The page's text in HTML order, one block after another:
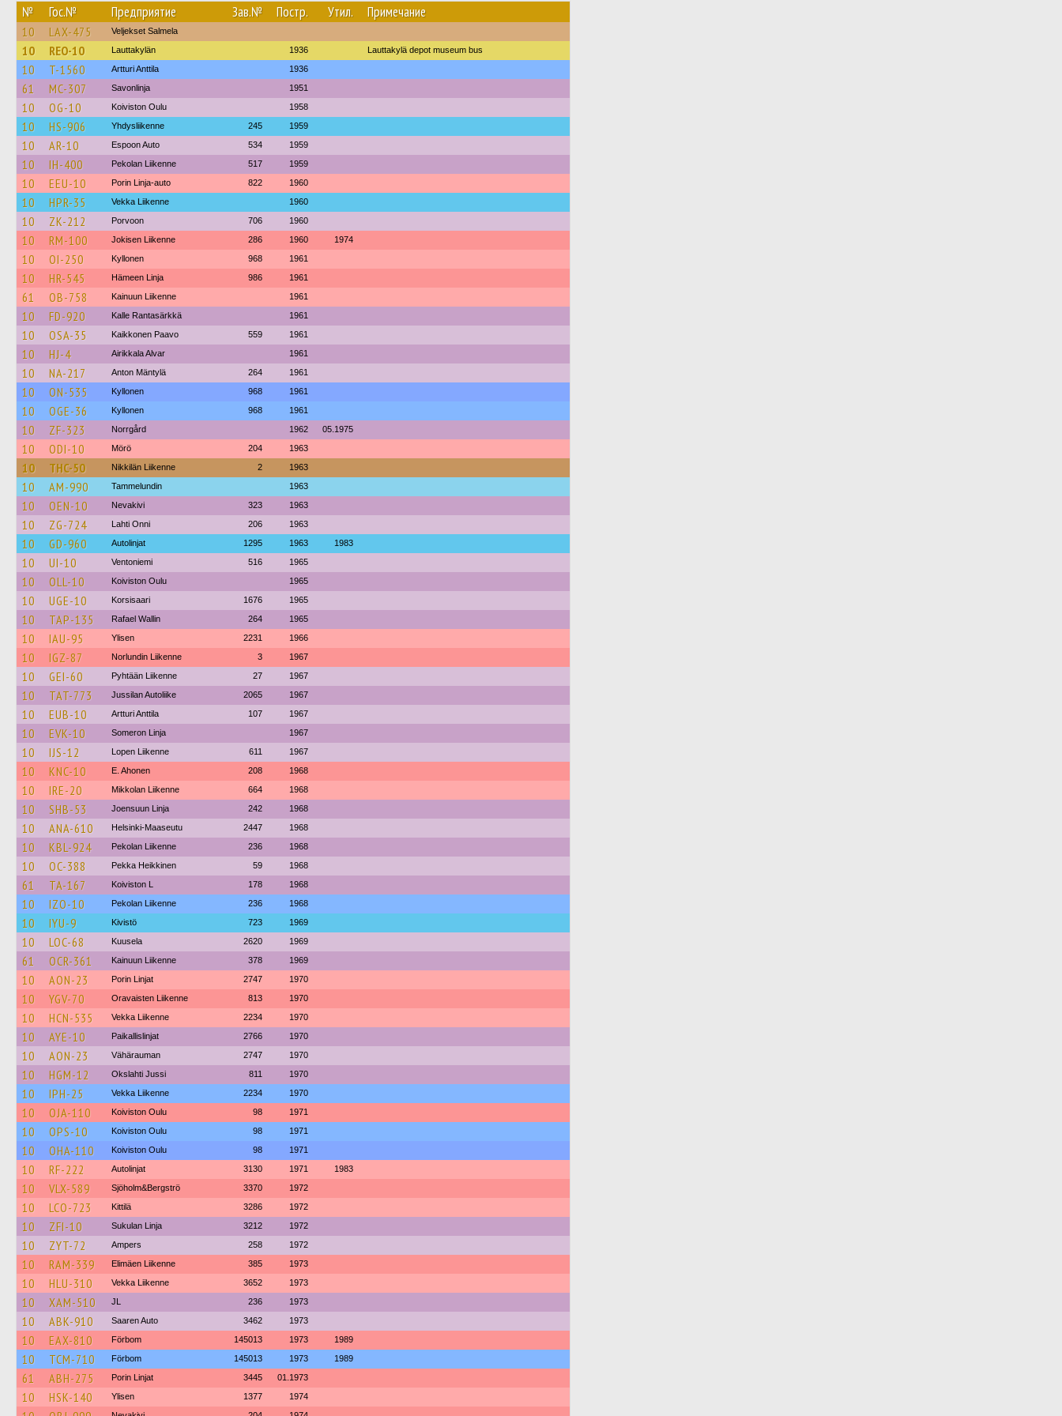
№ Гос.№ Предприятие Зав.№ Постр. Утил. Примечание
10 LAX-475 Veljekset Salmela
10 REO-10 Lauttakylän 1936 Lauttakylä depot museum bus
10 T-1560 Artturi Anttila 1936
61 MC-307 Savonlinja 1951
10 OG-10 Koiviston Oulu 1958
10 HS-906 Yhdysliikenne 245 1959
10 AR-10 Espoon Auto 534 1959
10 IH-400 Pekolan Liikenne 517 1959
10 EEU-10 Porin Linja-auto 822 1960
10 HPR-35 Vekka Liikenne 1960
10 ZK-212 Porvoon 706 1960
10 RM-100 Jokisen Liikenne 286 1960 1974
10 OI-250 Kyllonen 968 1961
10 HR-545 Hämeen Linja 986 1961
61 OB-758 Kainuun Liikenne 1961
10 FD-920 Kalle Rantasärkkä 1961
10 OSA-35 Kaikkonen Paavo 559 1961
10 HJ-4 Airikkala Alvar 1961
10 NA-217 Anton Mäntylä 264 1961
10 ON-535 Kyllonen 968 1961
10 OGE-36 Kyllonen 968 1961
10 ZF-323 Norrgård 1962 05.1975
10 ODI-10 Mörö 204 1963
10 THC-50 Nikkilän Liikenne 2 1963
10 AM-990 Tammelundin 1963
10 OEN-10 Nevakivi 323 1963
10 ZG-724 Lahti Onni 206 1963
10 GD-960 Autolinjat 1295 1963 1983
10 UI-10 Ventoniemi 516 1965
10 OLL-10 Koiviston Oulu 1965
10 UGE-10 Korsisaari 1676 1965
10 TAP-135 Rafael Wallin 264 1965
10 IAU-95 Ylisen 2231 1966
10 IGZ-87 Norlundin Liikenne 3 1967
10 GEI-60 Pyhtään Liikenne 27 1967
10 TAT-773 Jussilan Autoliike 2065 1967
10 EUB-10 Artturi Anttila 107 1967
10 EVK-10 Someron Linja 1967
10 IJS-12 Lopen Liikenne 611 1967
10 KNC-10 E. Ahonen 208 1968
10 IRE-20 Mikkolan Liikenne 664 1968
10 SHB-53 Joensuun Linja 242 1968
10 ANA-610 Helsinki-Maaseutu 2447 1968
10 KBL-924 Pekolan Liikenne 236 1968
10 OC-388 Pekka Heikkinen 59 1968
61 TA-167 Koiviston L 178 1968
10 IZO-10 Pekolan Liikenne 236 1968
10 IYU-9 Kivistö 723 1969
10 LOC-68 Kuusela 2620 1969
61 OCR-361 Kainuun Liikenne 378 1969
10 AON-23 Porin Linjat 2747 1970
10 YGV-70 Oravaisten Liikenne 813 1970
10 HCN-535 Vekka Liikenne 2234 1970
10 AYE-10 Paikallislinjat 2766 1970
10 AON-23 Vähärauman 2747 1970
10 HGM-12 Okslahti Jussi 811 1970
10 IPH-25 Vekka Liikenne 2234 1970
10 OJA-110 Koiviston Oulu 98 1971
10 OPS-10 Koiviston Oulu 98 1971
10 OHA-110 Koiviston Oulu 98 1971
10 RF-222 Autolinjat 3130 1971 1983
10 VLX-589 Sjöholm&Bergströ 3370 1972
10 LCO-723 Kittilä 3286 1972
10 ZFI-10 Sukulan Linja 3212 1972
10 ZYT-72 Ampers 258 1972
10 RAM-339 Elimäen Liikenne 385 1973
10 HLU-310 Vekka Liikenne 3652 1973
10 XAM-510 JL 236 1973
10 ABK-910 Saaren Auto 3462 1973
10 EAX-810 Förbom 145013 1973 1989
10 TCM-710 Förbom 145013 1973 1989
61 ABH-275 Porin Linjat 3445 01.1973
10 HSK-140 Ylisen 1377 1974